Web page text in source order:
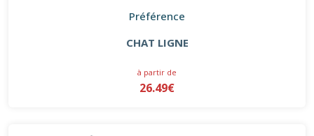
Préférence
CHAT LIGNE
à partir de
26.49€